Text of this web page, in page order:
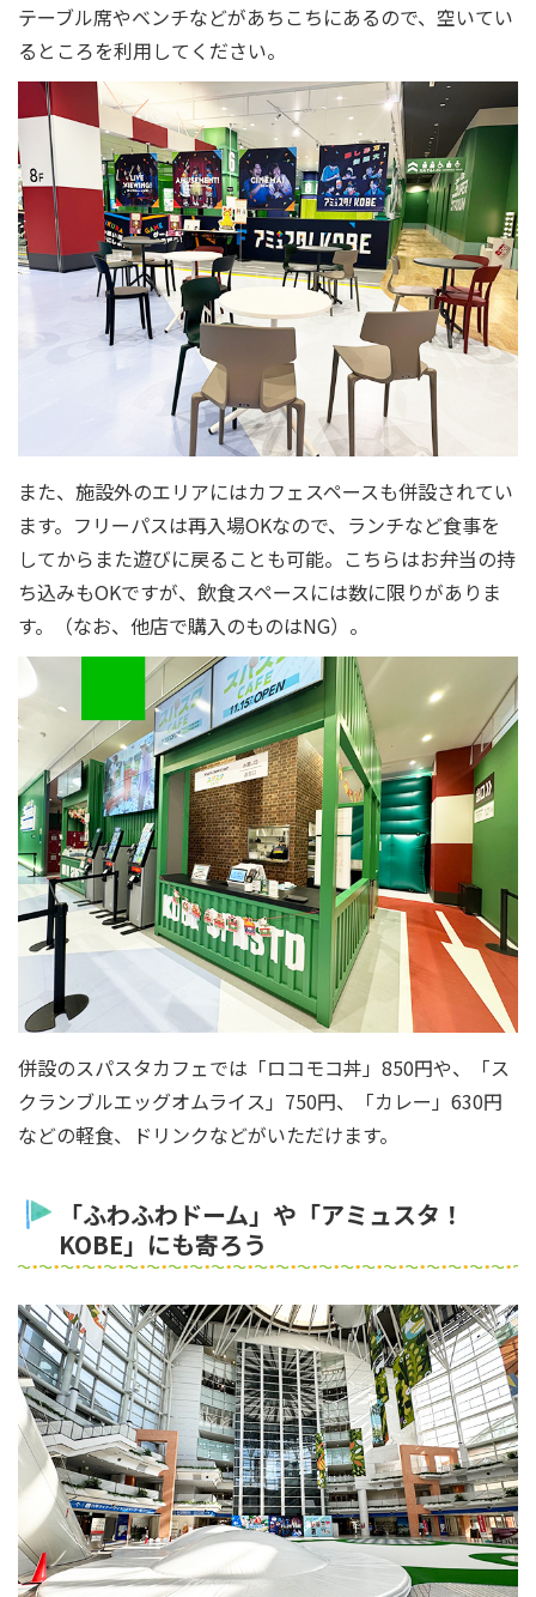
テーブル席やベンチなどがあちこちにあるので、空いてい
るところを利用してください。
また、施設外のエリアにはカフェスペースも併設されてい
ます。フリーパスは再入場OKなので、ランチなど食事を
してからまた遊びに戻ることも可能。こちらはお弁当の持
ち込みもOKですが、飲食スペースには数に限りがありま
す。（なお、他店で購入のものはNG）。
併設のスパスタカフェでは「ロコモコ丼」850円や、「ス
クランブルエッグオムライス」750円、「カレー」630円
などの軽食、ドリンクなどがいただけます。
「ふわふわドーム」や「アミュスタ！
KOBE」にも寄ろう